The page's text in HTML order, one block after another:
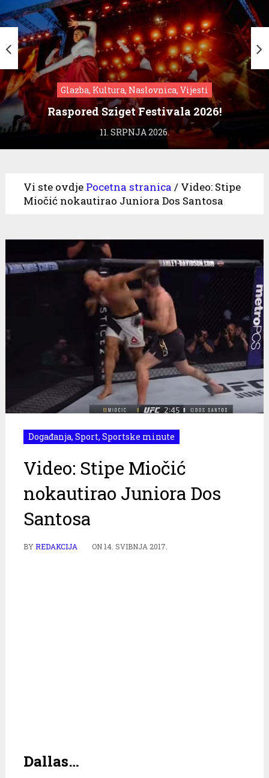
Glazba, Kultura, Naslovnica, Vijesti
Raspored Sziget Festivala 2026!
11. SRPNJA 2026.
Vi ste ovdje Pocetna stranica / Video: Stipe
Miočić nokautirao Juniora Dos Santosa
Događanja, Sport, Sportske minute
Video: Stipe Miočić
nokautirao Juniora Dos
Santosa
BYREDAKCIJA ON14. SVIBNJA 2017.
Dallas…